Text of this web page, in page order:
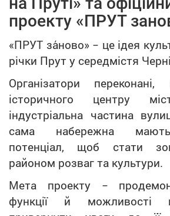
проекту «ПРУТ
«ПРУТ за́ново» − це ідея
річки Прут у середмістя
Організатори
історичного центру
індустріальна частина
сама набережна
потенціал, щоб стати
районом розваг та культури.
Мета проекту −
функції й можливості